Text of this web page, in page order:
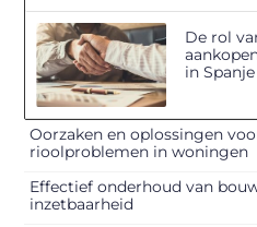
De rol
in Spanje
Oorzaken en oplossingen
rioolproblemen in woningen
Effectief onderhoud van
inzetbaarheid